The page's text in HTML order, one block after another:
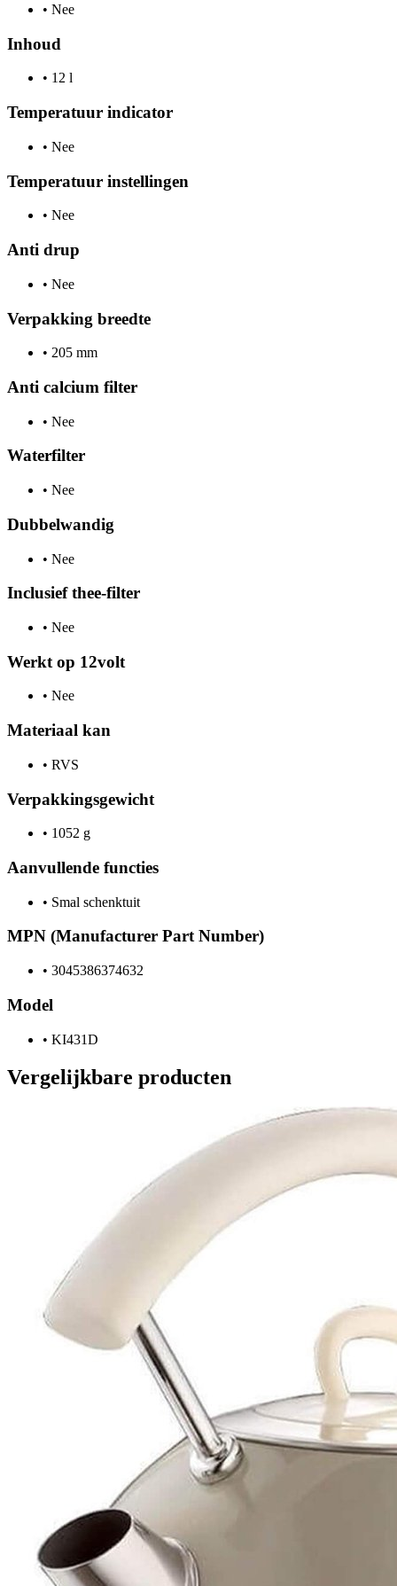
• Nee
Inhoud
• 12 l
Temperatuur indicator
• Nee
Temperatuur instellingen
• Nee
Anti drup
• Nee
Verpakking breedte
• 205 mm
Anti calcium filter
• Nee
Waterfilter
• Nee
Dubbelwandig
• Nee
Inclusief thee-filter
• Nee
Werkt op 12volt
• Nee
Materiaal kan
• RVS
Verpakkingsgewicht
• 1052 g
Aanvullende functies
• Smal schenktuit
MPN (Manufacturer Part Number)
• 3045386374632
Model
• KI431D
Vergelijkbare producten